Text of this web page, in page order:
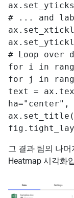
# ... and
# Loop over
for i in
for j in
text =
그 결과 팀의 나
Heatmap 시각화